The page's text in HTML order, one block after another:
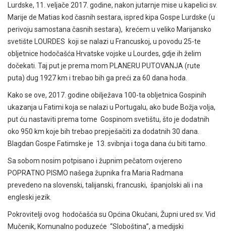
Lurdske, 11. veljače 2017. godine, nakon jutarnje mise u kapelici sv.
Marije de Matias kod časnih sestara, ispred kipa Gospe Lurdske (u
perivoju samostana časnih sestara), krećem u veliko Marijansko
svetište LOURDES koji se nalazi u Francuskoj, u povodu 25-te
obljetnice hodočašća Hrvatske vojske u Lourdes, gdje ih želim
dočekati. Taj put je prema mom PLANERU PUTOVANJA (rute
puta) dug 1927 km i trebao bih ga preći za 60 dana hoda.
Kako se ove, 2017. godine obilježava 100-ta obljetnica Gospinih
ukazanja u Fatimi koja se nalazi u Portugalu, ako bude Božja volja,
put ću nastaviti prema tome Gospinom svetištu, što je dodatnih
oko 950 km koje bih trebao prepješačiti za dodatnih 30 dana.
Blagdan Gospe Fatimske je 13. svibnja i toga dana ću biti tamo.
Sa sobom nosim potpisano i župnim pečatom ovjereno
POPRATNO PISMO našega župnika fra Maria Radmana
prevedeno na slovenski, talijanski, francuski, španjolski ali i na
engleski jezik.
Pokrovitelji ovog hodočašća su Općina Okučani, Župni ured sv. Vid
Mučenik, Komunalno poduzeće “Sloboština”, a medijski